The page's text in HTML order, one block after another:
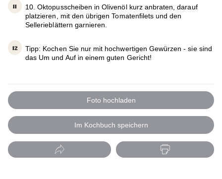
10. Oktopusscheiben in Olivenöl kurz anbraten, darauf
platzieren, mit den übrigen Tomatenfilets und den
Sellerieblättern garnieren.
Tipp: Kochen Sie nur mit hochwertigen Gewürzen - sie sind
das Um und Auf in einem guten Gericht!
Foto hochladen
Im Kochbuch speichern